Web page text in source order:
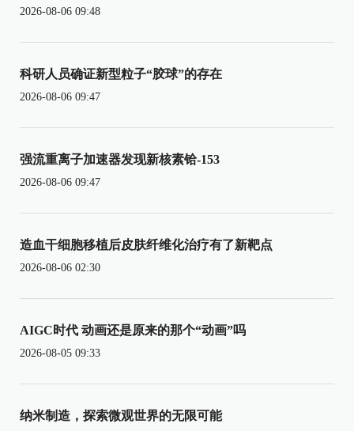
2026-08-06 09:48
科研人员确证新型粒子“胶球”的存在
2026-08-06 09:47
强流重离子加速器发现新核素铪-153
2026-08-06 09:47
造血干细胞移植后皮肤纤维化治疗有了新靶点
2026-08-06 02:30
AIGC时代 动画还是原来的那个“动画”吗
2026-08-05 09:33
纳米制造，探索微观世界的无限可能